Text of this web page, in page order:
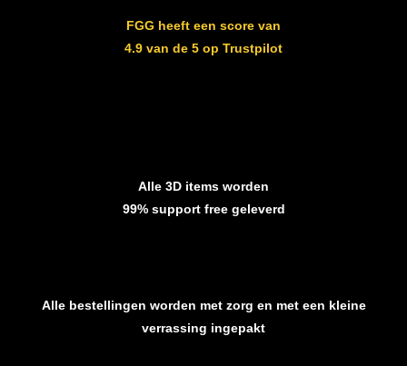
FGG heeft een score van
4.9 van de 5 op Trustpilot
Alle 3D items worden
99% support free geleverd
Alle bestellingen worden met zorg en met een kleine
verrassing ingepakt